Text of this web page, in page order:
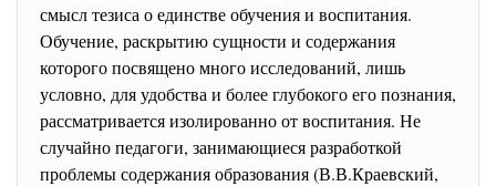
смысл тезиса о единстве обучения и воспитания.
Обучение, раскрытию сущности и содержания
которого посвящено много исследований, лишь
условно, для удобства и более глубокого его познания,
рассматривается изолированно от воспитания. Не
случайно педагоги, занимающиеся разработкой
проблемы содержания образования (В.В.Краевский,